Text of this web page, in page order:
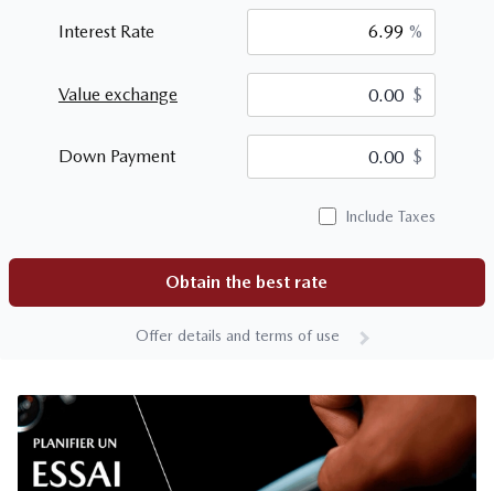
Interest Rate %
Value exchange $ $
Down Payment $
Include Taxes
Obtain the best rate
Offer details and terms of use